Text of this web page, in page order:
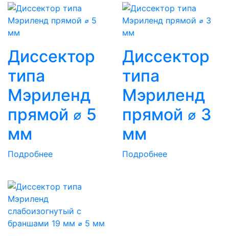
Диссектор
типа
Мэриленд
прямой ⌀ 5
мм
Подробнее
Диссектор
типа
Мэриленд
прямой ⌀ 3
мм
Подробнее